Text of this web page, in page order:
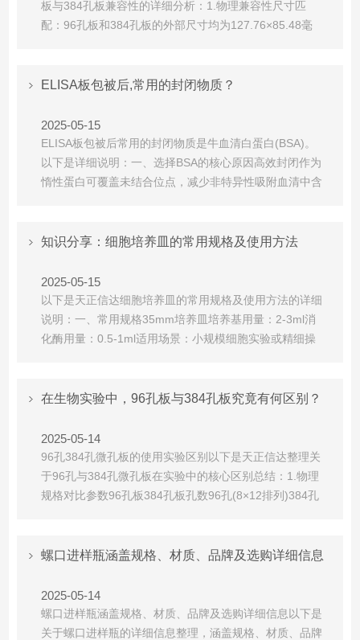
板与384孔板兼容性‌的详细分析：1.物理兼容性‌尺寸匹
配‌：96孔板和384孔板的外部尺寸均为127.76×85.48毫
需通过适配器或分次移液实现样本转移。2.设备兼容性‌
ELISA板包被后,常用的封闭物质？
2025-05-15
ELISA板包被后常用的封闭物质是‌牛血清白蛋白(BSA)‌。
以下是详细说明：一、‌选择BSA的核心原因‌高效封闭‌作为
惰性蛋白可覆盖未结合位点，减少非特异性吸附血清中含
应风险低(异源蛋白优势)二、‌其他封闭剂对比‌物质‌‌适用场
知识分享：细胞培养皿的常用规格及使用方法
2025-05-15
以下是天正信达细胞培养皿的常用规格及使用方法的详细
说明：一、‌常用规格‌35mm培养皿‌培养基用量：2-3ml消
化酶用量：0.5-1ml适用场景：小规模细胞实验或精细操
10ml消化酶用量：1-2ml适用场景：大规模细胞培养或高
在生物实验中，96孔板与384孔板究竟有何区别？
2025-05-14
96孔384孔微孔板的使用实验区别以下是天正信达整理关
于‌96孔与384孔微孔板‌在实验中的核心区别总结：1.物理
规格对比‌参数‌‌96孔板‌‌384孔板‌孔数‌96孔(8×12排列)384孔
同96孔板单孔体积‌标...
螺口进样瓶涵盖规格、材质、品牌及选购详细信息
2025-05-14
螺口进样瓶涵盖规格、材质、品牌及选购详细信息以下是
关于‌螺口进样瓶‌的详细信息整理，涵盖规格、材质、品牌